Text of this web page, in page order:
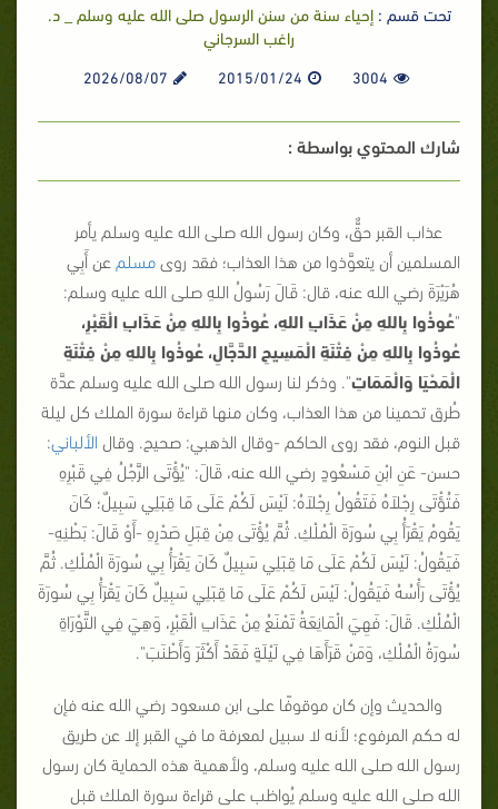
تحت قسم :إحياء سنة من سنن الرسول صلى الله عليه وسلم _ د.
راغب السرجاني
3004
2015/01/24
2026/08/07
شارك المحتوي بواسطة :
عذاب القبر حقٌّ، وكان رسول الله صلى الله عليه وسلم يأمر
المسلمين أن يتعوَّذوا من هذا العذاب؛ فقد روىمسلم عن أَبِي
هُرَيْرَةَ رضي الله عنه، قال: قَالَ رَسُولُ اللهِ صلى الله عليه وسلم:
"عُوذُوا بِاللهِ مِنْ عَذَابِ اللهِ، عُوذُوا بِاللهِ مِنْ عَذَابِ الْقَبْرِ،
عُوذُوا بِاللهِ مِنْ فِتْنَةِ الْمَسِيحِ الدَّجَّالِ، عُوذُوا بِاللهِ مِنْ فِتْنَةِ
الْمَحْيَا وَالْمَمَاتِ". وذكر لنا رسول الله صلى الله عليه وسلم عدَّة
طُرق تحمينا من هذا العذاب، وكان منها قراءة سورة الملك كل ليلة
قبل النوم، فقد روى الحاكم -وقال الذهبي: صحيح. وقال الألباني:
حسن- عَنِ ابْنِ مَسْعُودٍ رضي الله عنه، قَالَ: "يُؤْتَى الرَّجُلُ فِي قَبْرِهِ
فَتُؤْتَى رِجْلاَهُ فَتَقُولُ رِجْلاَهُ: لَيْسَ لَكُمْ عَلَى مَا قِبَلِي سَبِيلٌ؛ كَانَ
يَقُومُ يَقْرَأُ بِي سُورَةَ الْمُلْكِ. ثُمَّ يُؤْتَى مِنْ قِبَلِ صَدْرِهِ -أَوْ قَالَ: بَطْنِهِ-
فَيَقُولُ: لَيْسَ لَكُمْ عَلَى مَا قِبَلِي سَبِيلٌ كَانَ يَقْرَأُ بِي سُورَةَ الْمُلْكِ. ثُمَّ
يُؤْتَى رَأْسُهُ فَيَقُولُ: لَيْسَ لَكُمْ عَلَى مَا قِبَلِي سَبِيلٌ كَانَ يَقْرَأُ بِي سُورَةَ
الْمُلْكِ. قَالَ: فَهِيَ الْمَانِعَةُ تَمْنَعُ مِنْ عَذَابِ الْقَبْرِ، وَهِيَ فِي التَّوْرَاةِ
سُورَةُ الْمُلْكِ، وَمَنْ قَرَأَهَا فِي لَيْلَةٍ فَقَدْ أَكْثَرَ وَأَطْنَبَ".
والحديث وإن كان موقوفًا على ابن مسعود رضي الله عنه فإن
له حكم المرفوع؛ لأنه لا سبيل لمعرفة ما في القبر إلا عن طريق
رسول الله صلى الله عليه وسلم، ولأهمية هذه الحماية كان رسول
الله صلى الله عليه وسلم يُواظب على قراءة سورة الملك قبل